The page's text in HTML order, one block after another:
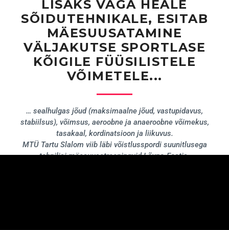
LISAKS VÄGA HEALE
SÕIDUTEHNIKALE, ESITAB
MÄESUUSATAMINE
VÄLJAKUTSE SPORTLASE
KÕIGILE FÜÜSILISTELE
VÕIMETELE...
… sealhulgas jõud (maksimaalne jõud, vastupidavus,
stabiilsus), võimsus, aeroobne ja anaeroobne võimekus,
tasakaal, kordinatsioon ja liikuvus.
MTÜ Tartu Slalom viib läbi võistlusspordi suunitlusega
tehnilisi mäesuusatreeninguid Lõuna-Eestis.